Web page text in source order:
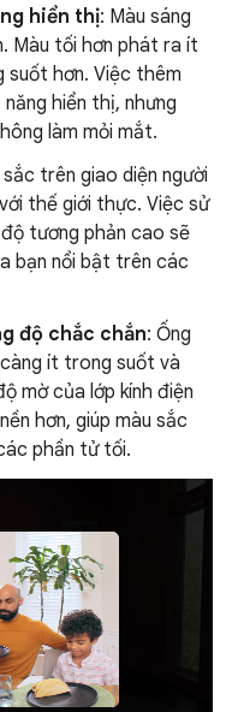
hiển thị: Màu sáng
Màu tối hơn phát ra ít
suốt hơn. Việc thêm
hiển thị, nhưng
làm mỏi mắt.
sắc trên giao diện người
thế giới thực. Việc sử
tương phản cao sẽ
bạn nổi bật trên các
độ chắc chắn: Ống
ít trong suốt và
mờ của lớp kính điện
hơn, giúp màu sắc
phần tử tối.